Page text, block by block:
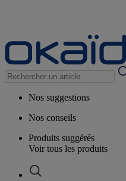
Nos suggestions
Nos conseils
Produits suggérés
Voir tous les produits